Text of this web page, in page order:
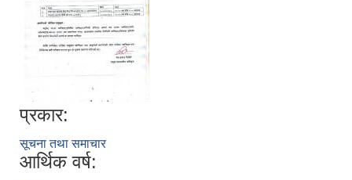
प्रकार:
सूचना तथा समाचार
आर्थिक वर्ष: